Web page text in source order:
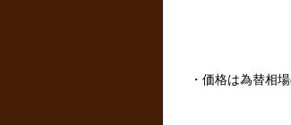
・価格は為替相